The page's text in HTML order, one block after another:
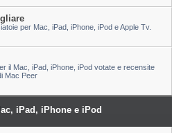
per Mac, iPad, iPhone, iPod e Apple Tv.
il Mac, iPad, iPhone, iPod votate e recensite
Mac Peer
iPad, iPhone e iPod